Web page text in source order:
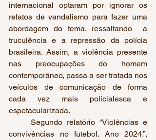
internacional optaram por ignorar os
relatos de vandalismo para fazer uma
abordagem do tema, ressaltando  a
truculência e a repressão da polícia
brasileira. Assim, a violência presente
nas preocupações do homem
contemporâneo, passa a ser tratada nos
veículos de comunicação de forma
cada vez mais policialesca e
espetacularizada.
convivências no futebol. Ano 2024.”,